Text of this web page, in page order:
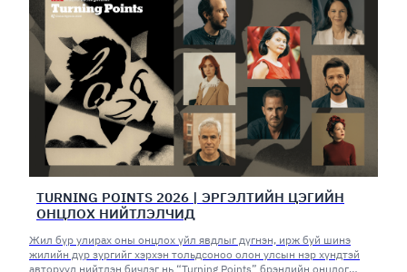
TURNING POINTS 2026 | ЭРГЭЛТИЙН ЦЭГИЙН
ОНЦЛОХ НИЙТЛЭЛЧИД
Жил бүр улирах оны онцлох үйл явдлыг дүгнэн, ирж буй шинэ
жилийн дүр зургийг хэрхэн тольдсоноо олон улсын нэр хүндтэй
авторууд нийтлэн бичдэг нь “Turning Points” брэндийн онцлог